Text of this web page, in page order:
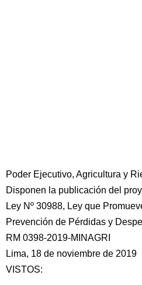
Poder Ejecutivo, Agricultura y
Disponen la publicación del
Ley Nº 30988, Ley que
Prevención de Pérdidas y
RM 0398-2019-MINAGRI
Lima, 18 de noviembre de 2019
VISTOS: